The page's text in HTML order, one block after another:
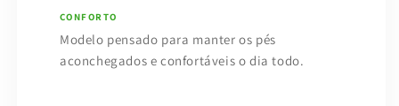
CONFORTO
Modelo pensado para manter os pés
aconchegados e confortáveis o dia todo.